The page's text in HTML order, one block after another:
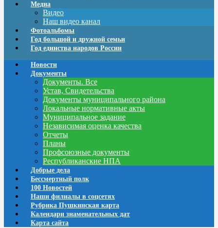
Медиа
Видео
Наш видео канал
Фотоальбомы
Год большой и дружной семьи
Год единства народов России
Новости
Документы
Документы. Все
Устав, Свидетельства
Документы муниципального района
Локальные нормативные акты
Муниципальное задание
Независимая оценка качества
Отчеты
Планы
Профсоюзные документы
Республиканские НПА
Добрые дела
Бессмертный полк
100 Новостей
Наши филиалы в соцсетях
Рубрика Пушкинская карта
Календари знаменательных дат
Карта сайта